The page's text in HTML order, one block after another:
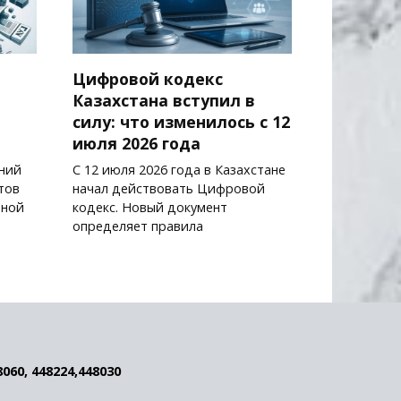
Цифровой кодекс
Казахстана вступил в
силу: что изменилось с 12
июля 2026 года
С 12 июля 2026 года в Казахстане
начал действовать Цифровой
кодекс. Новый документ
определяет правила
448224,448030